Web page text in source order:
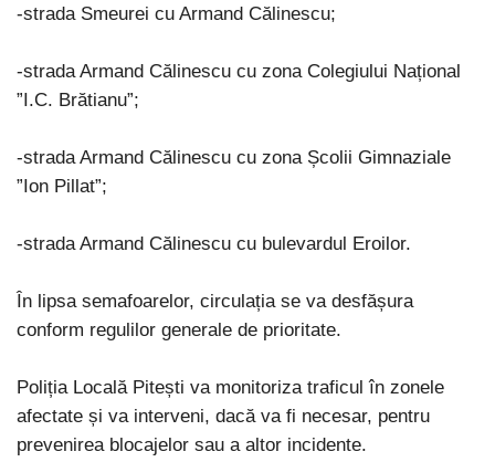
-strada Smeurei cu Armand Călinescu;
-strada Armand Călinescu cu zona Colegiului Național
”I.C. Brătianu”;
-strada Armand Călinescu cu zona Școlii Gimnaziale
”Ion Pillat”;
-strada Armand Călinescu cu bulevardul Eroilor.
În lipsa semafoarelor, circulația se va desfășura
conform regulilor generale de prioritate.
Poliția Locală Pitești va monitoriza traficul în zonele
afectate și va interveni, dacă va fi necesar, pentru
prevenirea blocajelor sau a altor incidente.